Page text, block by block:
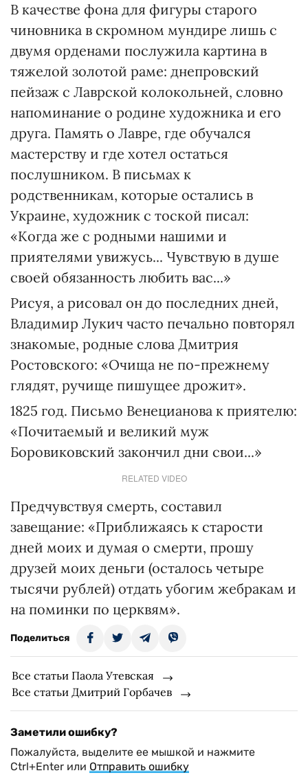
В качестве фона для фигуры старого
чиновника в скромном мундире лишь с
двумя орденами послужила картина в
тяжелой золотой раме: днепровский
пейзаж с Лаврской колокольней, словно
напоминание о родине художника и его
друга. Память о Лавре, где обучался
мастерству и где хотел остаться
послушником. В письмах к
родственникам, которые остались в
Украине, художник с тоской писал:
«Когда же с родными нашими и
приятелями увижусь... Чувствую в душе
своей обязанность любить вас...»
Рисуя, а рисовал он до последних дней,
Владимир Лукич часто печально повторял
знакомые, родные слова Дмитрия
Ростовского: «Очища не по-прежнему
глядят, ручище пишущее дрожит».
1825 год. Письмо Венецианова к приятелю:
«Почитаемый и великий муж
Боровиковский закончил дни свои...»
RELATED VIDEO
Предчувствуя смерть, составил
завещание: «Приближаясь к старости
дней моих и думая о смерти, прошу
друзей моих деньги (осталось четыре
тысячи рублей) отдать убогим жебракам и
на поминки по церквям».
Поделиться
Все статьи Паола Утевская
Все статьи Дмитрий Горбачев
Заметили ошибку?
Пожалуйста, выделите ее мышкой и нажмите
Ctrl+Enter или Отправить ошибку